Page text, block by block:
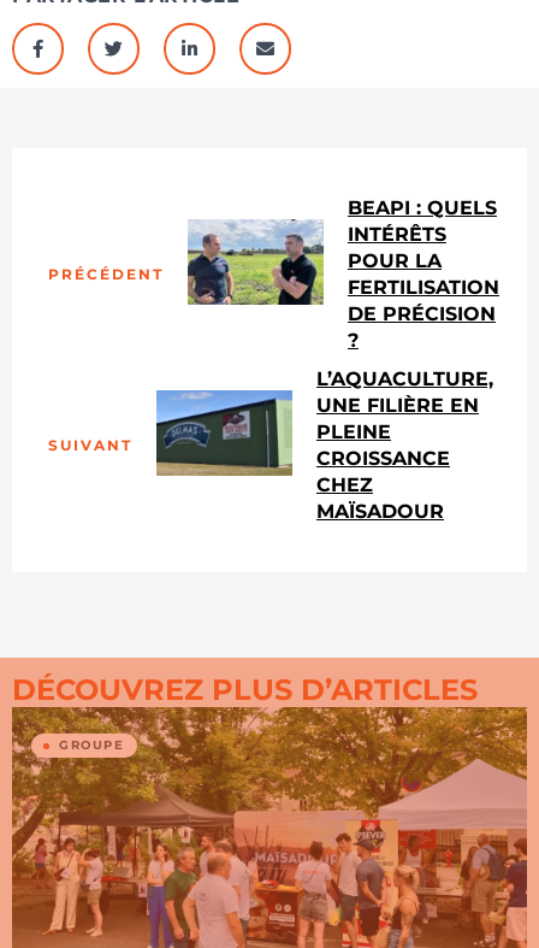
PRÉCÉDENT
BEAPI : QUELS
INTÉRÊTS
POUR LA
FERTILISATION
DE PRÉCISION
?
SUIVANT
L’AQUACULTURE,
UNE FILIÈRE EN
PLEINE
CROISSANCE
CHEZ
MAÏSADOUR
DÉCOUVREZ PLUS D’ARTICLES
GROUPE